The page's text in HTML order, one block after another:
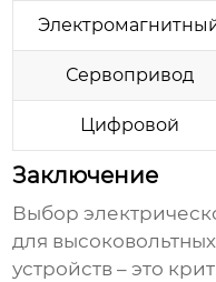
Сервопривод
Цифровой
Заключение
Выбор
для
устройств – это